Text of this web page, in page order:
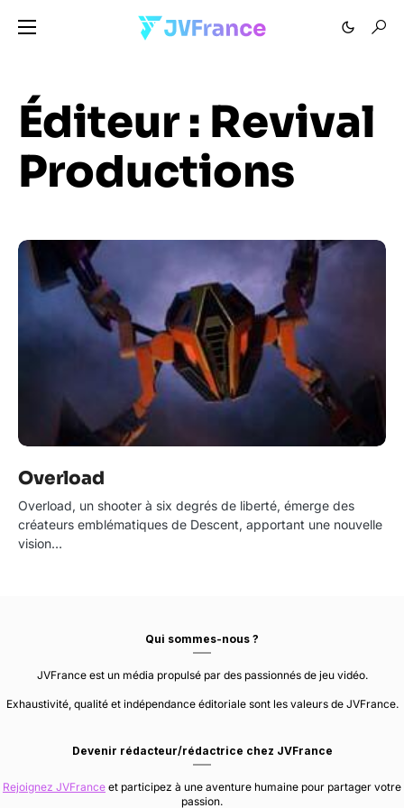
Éditeur : Revival
Productions
Overload
Overload, un shooter à six degrés de liberté, émerge des
créateurs emblématiques de Descent, apportant une nouvelle
vision…
Qui sommes-nous ?
JVFrance est un média propulsé par des passionnés de jeu vidéo.
Exhaustivité, qualité et indépendance éditoriale sont les valeurs de JVFrance.
Devenir rédacteur/rédactrice chez JVFrance
Rejoignez JVFrance et participez à une aventure humaine pour partager votre
passion.